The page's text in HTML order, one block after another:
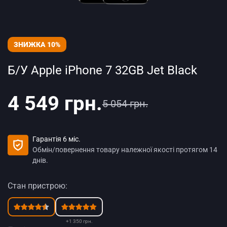
ЗНИЖКА 10%
Б/У Apple iPhone 7 32GB Jet Black
4 549 грн.5 054 грн.
Гарантія 6 міс.
Обмін/повернення товару належної якості протягом 14
днів.
Стан пристрою:
+1 350 грн.